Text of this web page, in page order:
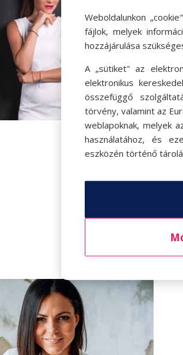
Weboldalunkon
fájlok, melyek
hozzájárulása
A „sütiket" az
elektronikus
összefüggő
törvény, valamint az
weblapoknak, melyek
használatához, és
eszközén történő